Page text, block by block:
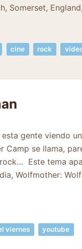
Somerset,
cine rock
gente viendo
Camp se llama,
Este tema
Wolfmother:
viernes youtube